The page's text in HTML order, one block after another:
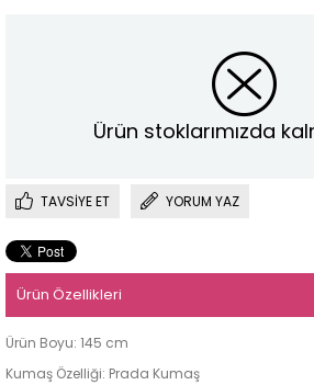
Ürün stoklarımızda
TAVSIYE ET YORUM YAZ
Ürün Özellikleri
Ürün Boyu: 145 cm
Kumaş Özelliği: Prada Kumaş